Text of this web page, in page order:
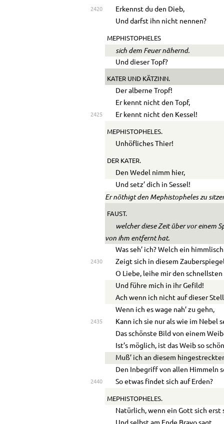
2420
Erkennst du den Dieb,
Und darfst ihn nicht nennen?
MEPHISTOPHELES
sich dem Feuer nähernd.
Und dieser Topf?
KATERUND KÄTZINN.
Der alberne Tropf!
Er kennt nicht den Topf,
2425 Er kennt nicht den Kessel!
MEPHISTOPHELES.
Unhöfliches Thier!
DER KATER.
Den Wedel nimm hier,
Und setz’ dich in Sessel!
Er nöthigt den Mephistopheles zu
FAUST.
welcher diese Zeit über vor einem
von ihm entfernt hat.
Was seh’ ich? Welch ein
2430
Zeigt sich in diesem
O Liebe, leihe mir den
Und führe mich in ihr Gefild!
Ach wenn ich nicht auf dieser
Wenn ich es wage nah’ zu gehn,
2435
Kann ich sie nur als wie im Nebel
Das schönste Bild von einem
Ist’s möglich, ist das Weib so
Muß’ ich an diesem
Den Inbegriff von allen Himmeln
2440 So etwas findet sich auf Erden?
MEPHISTOPHELES.
Natürlich, wenn ein Gott sich erst